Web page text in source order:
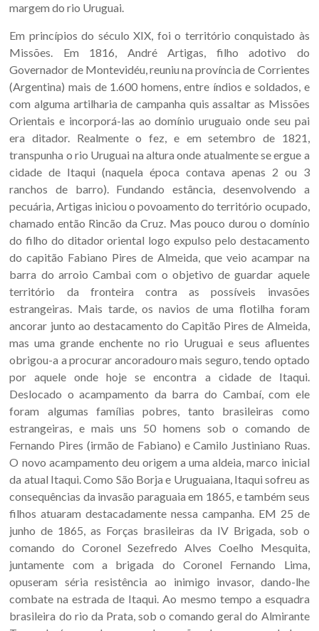
margem do rio Uruguai.
Em princípios do século XIX, foi o território conquistado às
Missões. Em 1816, André Artigas, filho adotivo do
Governador de Montevidéu, reuniu na província de Corrientes
(Argentina) mais de 1.600 homens, entre índios e soldados, e
com alguma artilharia de campanha quis assaltar as Missões
Orientais e incorporá-las ao domínio uruguaio onde seu pai
era ditador. Realmente o fez, e em setembro de 1821,
transpunha o rio Uruguai na altura onde atualmente se ergue a
cidade de Itaqui (naquela época contava apenas 2 ou 3
ranchos de barro). Fundando estância, desenvolvendo a
pecuária, Artigas iniciou o povoamento do território ocupado,
chamado então Rincão da Cruz. Mas pouco durou o domínio
do filho do ditador oriental logo expulso pelo destacamento
do capitão Fabiano Pires de Almeida, que veio acampar na
barra do arroio Cambai com o objetivo de guardar aquele
território da fronteira contra as possíveis invasões
estrangeiras. Mais tarde, os navios de uma flotilha foram
ancorar junto ao destacamento do Capitão Pires de Almeida,
mas uma grande enchente no rio Uruguai e seus afluentes
obrigou-a a procurar ancoradouro mais seguro, tendo optado
por aquele onde hoje se encontra a cidade de Itaqui.
Deslocado o acampamento da barra do Cambaí, com ele
foram algumas famílias pobres, tanto brasileiras como
estrangeiras, e mais uns 50 homens sob o comando de
Fernando Pires (irmão de Fabiano) e Camilo Justiniano Ruas.
O novo acampamento deu origem a uma aldeia, marco inicial
da atual Itaqui. Como São Borja e Uruguaiana, Itaqui sofreu as
consequências da invasão paraguaia em 1865, e também seus
filhos atuaram destacadamente nessa campanha. EM 25 de
junho de 1865, as Forças brasileiras da IV Brigada, sob o
comando do Coronel Sezefredo Alves Coelho Mesquita,
juntamente com a brigada do Coronel Fernando Lima,
opuseram séria resistência ao inimigo invasor, dando-lhe
combate na estrada de Itaqui. Ao mesmo tempo a esquadra
brasileira do rio da Prata, sob o comando geral do Almirante